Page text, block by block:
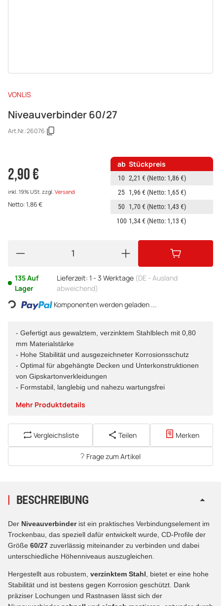
VONLIS
Niveauverbinder 60/27
Art.Nr.:26076
2,90 €
inkl. 19% USt. zzgl. Versand
Netto:1,86€
ab Stückpreis
10 2,21 € (Netto: 1,86 €)
25 1,96 € (Netto: 1,65 €)
50
1,70 € (Netto: 1,43 €)
100 1,34 € (Netto: 1,13 €)
135 Auf
Lager
Lieferzeit: 1 - 3 Werktage (DE - Ausland
abweichend)
Loading... Komponenten werden geladen ...
- Gefertigt aus gewalztem, verzinktem Stahlblech mit 0,80
mm Materialstärke
- Hohe Stabilität und ausgezeichneter Korrosionsschutz
- Optimal für abgehängte Decken und Unterkonstruktionen
von Gipskartonverkleidungen
- Formstabil, langlebig und nahezu wartungsfrei
Mehr Produktdetails
Vergleichsliste Teilen Merken
Frage zum Artikel
BESCHREIBUNG
Der Niveauverbinder ist ein praktisches Verbindungselement im
Trockenbau, das speziell dafür entwickelt wurde, CD-Profile der
Größe 60/27 zuverlässig miteinander zu verbinden und dabei
unterschiedliche Höhenniveaus auszugleichen.
Hergestellt aus robustem, verzinktem Stahl , bietet er eine hohe
Stabilität und ist bestens gegen Korrosion geschützt. Dank
präziser Lochungen und Rastnasen lässt sich der